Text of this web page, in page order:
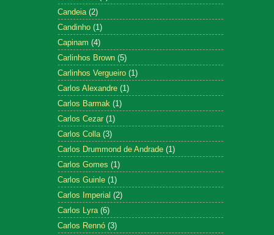
Candeia (2)
Candinho (1)
Capinam (4)
Carlinhos Brown (5)
Carlinhos Vergueiro (1)
Carlos Alexandre (1)
Carlos Barmak (1)
Carlos Cezar (1)
Carlos Colla (3)
Carlos Drummond de Andrade (1)
Carlos Gomes (1)
Carlos Guinle (1)
Carlos Imperial (2)
Carlos Lyra (6)
Carlos Rennó (3)